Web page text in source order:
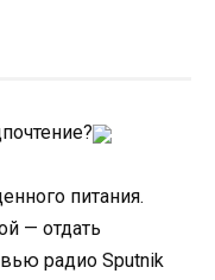
питания.
— отдать
радио Sputnik